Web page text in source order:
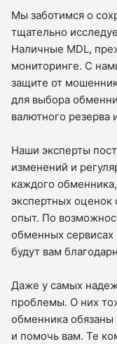
Мы заботимся о
тщательно
Наличные MDL,
мониторинге. С
защите от
для выбора
валютного резерва
Наши эксперты
изменений и
каждого
экспертных оценок
опыт. По
обменных
будут вам
Даже у самых
проблемы. О них
обменника обязаны
и помочь вам. Те